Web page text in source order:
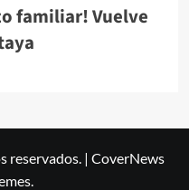
familiar! Vuelve
reservados. | CoverNews